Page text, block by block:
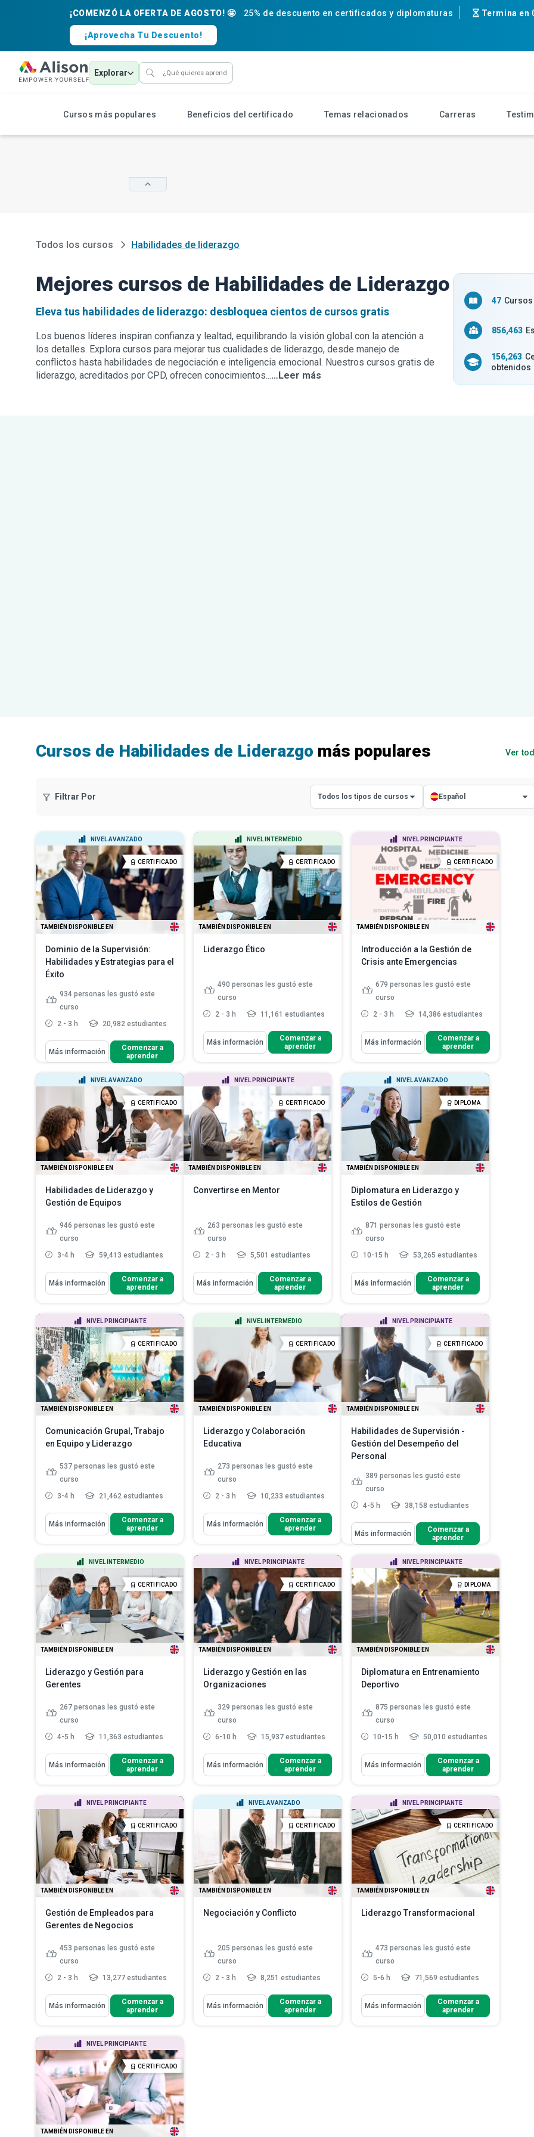
¡COMENZÓ LA OFERTA DE AGOSTO! 🤩 25% de descuento en certificados y diplomaturas Termina en
¡Aprovecha Tu Descuento!
Explorar
Cursos más populares Beneficios del certificado Temas relacionados Carreras
Todos los cursos Habilidades de liderazgo
Mejores cursos de Habilidades de Liderazgo
Eleva tus habilidades de liderazgo: desbloquea cientos de cursos gratis
Los buenos líderes inspiran confianza y lealtad, equilibrando la visión global con la atención a
los detalles. Explora cursos para mejorar tus cualidades de liderazgo, desde manejo de
conflictos hasta habilidades de negociación e inteligencia emocional. Nuestros cursos gratis de
liderazgo, acreditados por CPD, ofrecen conocimientos...…Leer más
47
856,463
156,263
obtenidos
Cursos de Habilidades de Liderazgo más populares Ver
Filtrar Por Todos los tipos de cursos
Cursos con certificado
Cursos con diploma
Español
Inglés
Español
NIVEL AVANZADO
CERTIFICADO
TAMBIÉN DISPONIBLE EN
Dominio de la Supervisión:
Habilidades y Estrategias para el
Éxito
934 personas les gustó este
curso
2 - 3 h
20,982 estudiantes
Aprenderás Cómo
Esbozar el papel del supervisor en
el desarrollo y la fa...
Explicar cómo metas claras,
buena comunicación, inclusió...
Resolver conflictos laborales
aplicando intel...
Leer más
Más información
Comenzar a
aprender
NIVEL INTERMEDIO
CERTIFICADO
TAMBIÉN DISPONIBLE EN
Liderazgo Ético
490 personas les gustó este
curso
2 - 3 h
11,161 estudiantes
Aprenderás Cómo
Discutir modelos y su inclusión
Describir el liderazgo valiente para
el siglo XXI
Analizar el concepto de coraje,
sus características y la...
Discutir la ciencia de la
compasiónLeer más
Más información
Comenzar a
aprender
NIVEL PRINCIPIANTE
CERTIFICADO
TAMBIÉN DISPONIBLE EN
Introducción a la Gestión de
Crisis ante Emergencias
679 personas les gustó este
curso
2 - 3 h
14,386 estudiantes
Aprenderás Cómo
Diferenciar entre crisis y
Explicar estrategias clave para
responder eficazmente a ...
Describir los componentes de un
plan de gesti...
Leer más
Más información
Comenzar a
aprender
NIVEL AVANZADO
CERTIFICADO
TAMBIÉN DISPONIBLE EN
Habilidades de Liderazgo y
Gestión de Equipos
946 personas les gustó este
curso
3-4 h
59,413 estudiantes
Aprenderás Cómo
Define "liderazgo"
Enumera los rasgos de un líder o
gerente fuer...Leer más
Más información
Comenzar a
aprender
NIVEL PRINCIPIANTE
CERTIFICADO
TAMBIÉN DISPONIBLE EN
Convertirse en Mentor
263 personas les gustó este
curso
2 - 3 h
5,501 estudiantes
Aprenderás Cómo
Mencionar los principios y valores
Identificar los roles y
responsabilidades de mentores y
Esbozar estrategias de
comunicación para que los
mentore...
Enumerar estrategias clave para
guiar a los a... Leer más
Más información
Comenzar a
aprender
NIVEL AVANZADO
DIPLOMA
TAMBIÉN DISPONIBLE EN
Diplomatura en Liderazgo y
Estilos de Gestión
871 personas les gustó este
curso
10-15 h
53,265 estudiantes
Aprenderás Cómo
Distinguir entre liderazgo y
Enumerar las cuatro etapas del
autoliderazgo
Explicar las teorías del liderazgo
Leer más
Más información
Comenzar a
aprender
NIVEL PRINCIPIANTE
CERTIFICADO
TAMBIÉN DISPONIBLE EN
Comunicación Grupal, Trabajo
en Equipo y Liderazgo
537 personas les gustó este
curso
3-4 h
21,462 estudiantes
Aprenderás Cómo
Definir grupos y equipos
primarios y secundarios satisfa...
Evaluar cómo los grupos tienden
a limitar su ...Leer más
Más información
Comenzar a
aprender
NIVEL INTERMEDIO
CERTIFICADO
TAMBIÉN DISPONIBLE EN
Liderazgo y Colaboración
Educativa
273 personas les gustó este
curso
2 - 3 h
10,233 estudiantes
Aprenderás Cómo
Discutir las opciones educativas y
Enumerar los deberes del consejo
escolar, docentes y per...
Explicar cómo comunicarte
eficazmente con niñ...Leer más
Más información
Comenzar a
aprender
NIVEL PRINCIPIANTE
CERTIFICADO
TAMBIÉN DISPONIBLE EN
Habilidades de Supervisión -
Gestión del Desempeño del
Personal
389 personas les gustó este
curso
4-5 h
38,158 estudiantes
Aprenderás Cómo
Explicar las teorías de motivación
basadas en necesidade...
Describir las teorías de
motivación basadas en procesos
Analizar cómo usar las
evaluaciones de desemp...Leer
más
Más información
Comenzar a
aprender
NIVEL INTERMEDIO
CERTIFICADO
TAMBIÉN DISPONIBLE EN
Liderazgo y Gestión para
Gerentes
267 personas les gustó este
curso
4-5 h
11,363 estudiantes
Aprenderás Cómo
Reconocer diferentes estilos de
Distinguir 'gestión' de 'liderazgo'.
Explicar la fórmula para que las
reuniones se...Leer más
Más información
Comenzar a
aprender
NIVEL PRINCIPIANTE
CERTIFICADO
TAMBIÉN DISPONIBLE EN
Liderazgo y Gestión en las
Organizaciones
329 personas les gustó este
curso
6-10 h
15,937 estudiantes
Aprenderás Cómo
Recordar qué es el
(CO)
Identificar los desafíos y las
oportunidades existentes ...
Distinguir entre el ajuste
persona–organizaci... Leer más
Más información
Comenzar a
aprender
NIVEL PRINCIPIANTE
DIPLOMA
TAMBIÉN DISPONIBLE EN
Diplomatura en Entrenamiento
Deportivo
875 personas les gustó este
curso
10-15 h
50,010 estudiantes
Aprenderás Cómo
Reconocer los requerimientos
Resumir el proceso de
recuperación y rehabilitación de
u...
Enumerar algunos de los
problemas éticos que ...Leer más
Más información
Comenzar a
aprender
NIVEL PRINCIPIANTE
CERTIFICADO
TAMBIÉN DISPONIBLE EN
Gestión de Empleados para
Gerentes de Negocios
453 personas les gustó este
curso
2 - 3 h
13,277 estudiantes
Aprenderás Cómo
Distinguir entre 'oír' y 'escuchar'
reflexiva' y cómo se pu...
Describir cómo y por qué se
establecen las re...Leer más
Más información
Comenzar a
aprender
NIVEL AVANZADO
CERTIFICADO
TAMBIÉN DISPONIBLE EN
Negociación y Conflicto
205 personas les gustó este
curso
2 - 3 h
8,251 estudiantes
Aprenderás Cómo
Describir las trampas de decisión
Más información
Comenzar a
aprender
NIVEL PRINCIPIANTE
CERTIFICADO
TAMBIÉN DISPONIBLE EN
Liderazgo Transformacional
473 personas les gustó este
curso
5-6 h
71,569 estudiantes
Aprenderás Cómo
Identificar habilidades de
Más información
Comenzar a
aprender
NIVEL PRINCIPIANTE
CERTIFICADO
TAMBIÉN DISPONIBLE EN